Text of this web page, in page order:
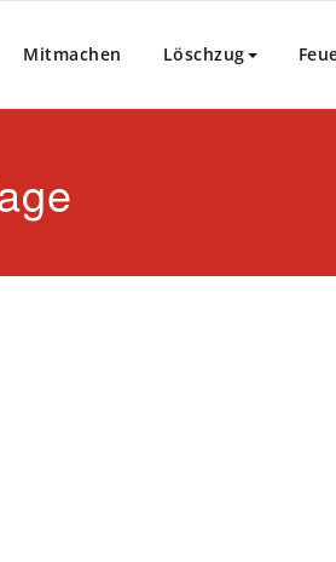
Mitmachen Löschzug